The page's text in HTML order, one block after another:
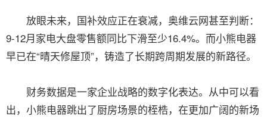
放眼未来，国补效应正在衰减，奥维云网甚至判断：
9-12月家电大盘零售额同比下滑至少16.4%。而小熊电器
早已在“晴天修屋顶”，铸造了长期跨周期发展的新路径。
财务数据是一家企业战略的数字化表达。从中可以看
出，小熊电器跳出了厨房场景的桎梏，在更加广阔的新场